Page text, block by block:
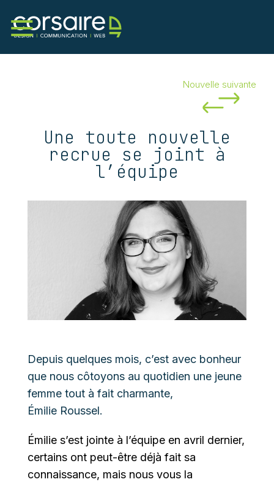
Corsaire
Contact
Nouvelle suivante
Une toute nouvelle
recrue se joint à
l’équipe
Depuis quelques mois, c’est avec bonheur
que nous côtoyons au quotidien une jeune
femme tout à fait charmante,
Émilie Roussel.
Émilie s’est jointe à l’équipe en avril dernier,
certains ont peut-être déjà fait sa
connaissance, mais nous vous la